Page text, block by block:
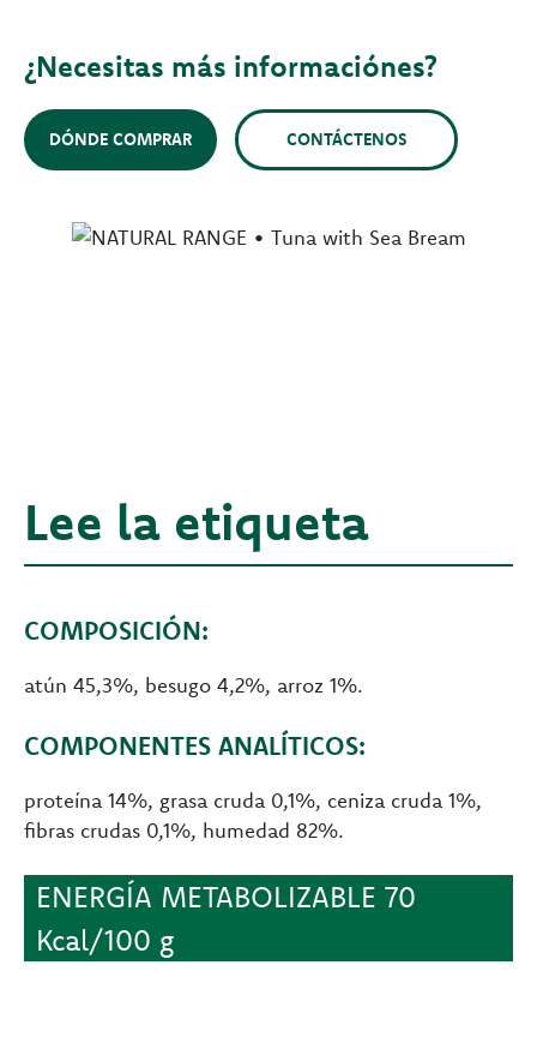
¿Necesitas más informaciónes?
DÓNDE COMPRAR CONTÁCTENOS
Lee la etiqueta
COMPOSICIÓN:
atún 45,3%, besugo 4,2%, arroz 1%.
COMPONENTES ANALÍTICOS:
proteína 14%, grasa cruda 0,1%, ceniza cruda 1%,
fibras crudas 0,1%, humedad 82%.
ENERGÍA METABOLIZABLE 70
Kcal/100 g